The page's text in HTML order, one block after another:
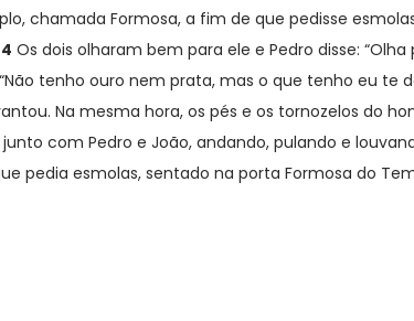
chamada Formosa, a fim de que pedisse
4 Os dois olharam bem para ele e Pedro disse: “Olha
tenho ouro nem prata, mas o que tenho eu te
Na mesma hora, os pés e os tornozelos do
com Pedro e João, andando, pulando e
pedia esmolas, sentado na porta Formosa do